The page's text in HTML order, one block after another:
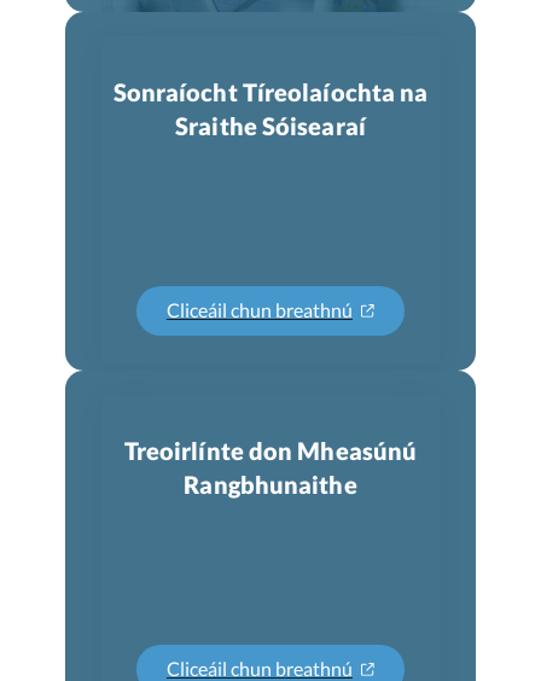
Sonraíocht Tíreolaíochta na
Sraithe Sóisearaí
Cliceáil chun breathnú
Treoirlínte don Mheasúnú
Rangbhunaithe
Cliceáil chun breathnú